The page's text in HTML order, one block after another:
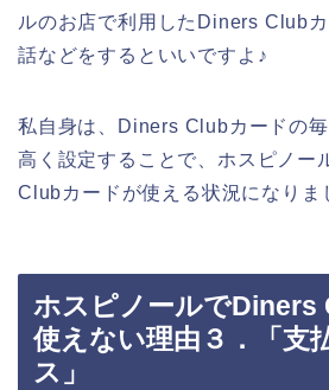
ルのお店で利用したDiners Club
話などをするといいですよ♪
私自身は、Diners Clubカードの
高く設定することで、ホスピノー
Clubカードが使える状況になりま
ホスピノールでDiners
使えない理由３．「支
ス」